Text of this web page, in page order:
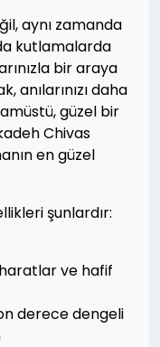
aynı zamanda
kutlamalarda
bir araya
anılarınızı daha
güzel bir
Chivas
en güzel
şunlardır:
ve hafif
derece dengeli